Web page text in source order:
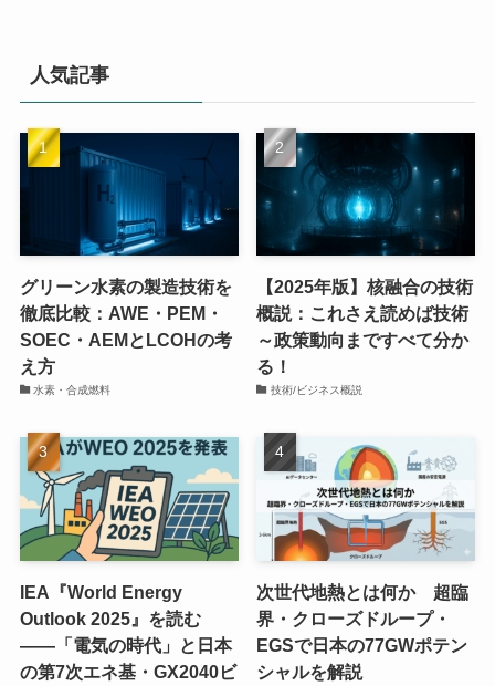
人気記事
グリーン水素の製造技術を
徹底比較：AWE・PEM・
SOEC・AEMとLCOHの考
え方
水素・合成燃料
【2025年版】核融合の技術
概説：これさえ読めば技術
～政策動向まですべて分か
る！
技術/ビジネス概説
IEA『World Energy
Outlook 2025』を読む
――「電気の時代」と日本
の第7次エネ基・GX2040ビ
次世代地熱とは何か 超臨
界・クローズドループ・
EGSで日本の77GWポテン
シャルを解説